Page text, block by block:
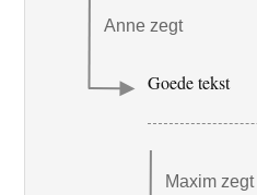
Anne zegt
Goede tekst
Maxim zegt